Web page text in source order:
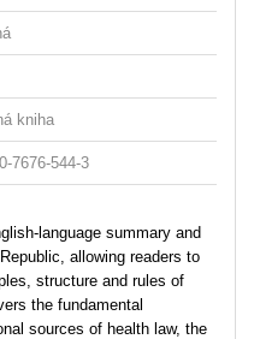
kniha
7676-544-3
language summary and
allowing readers to
structure and rules of
the fundamental
sources of health law, the